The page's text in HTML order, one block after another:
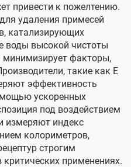
привести к пожелтению.
удаления примесей
катализирующих
воды высокой чистоты
минимизирует факторы,
такие как E
эффективность
ускоренных
под воздействием
измеряют индекс
колориметров,
строгим
применениях.